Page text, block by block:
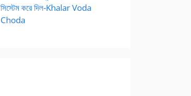
সিস্টেম করে দিল-Khalar Voda
Choda